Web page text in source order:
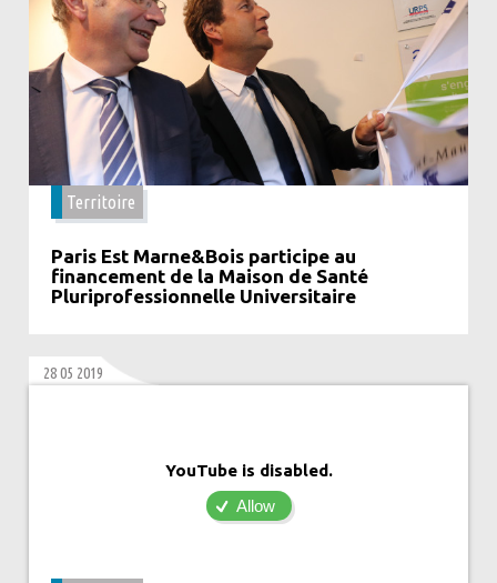
Territoire
Paris Est Marne&Bois participe au
financement de la Maison de Santé
Pluriprofessionnelle Universitaire
28 05 2019
YouTube is disabled.
Allow